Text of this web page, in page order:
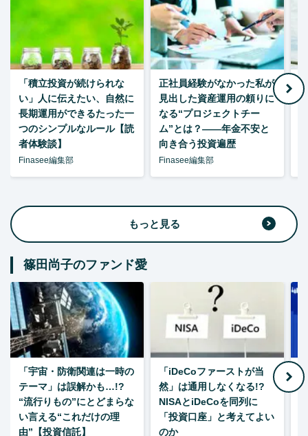
「積立投資が続けられな
い」人に伝えたい、自然に
長期運用ができるたった一
つのシンプルなルール【読
者体験談】
Finasee編集部
正社員経験がなかった私が
見出した資産運用の頼りに
なる“プロジェクトチー
ム”とは？――年金不安と
向き合う投資遍歴
Finasee編集部
もっと見る
篠田尚子のファンド愛
「宇宙・防衛関連は一時の
テーマ」は誤解かも…!?
“流行りもの”にとどまらな
い言える“これだけの理
由”【投資信託】
「iDeCoファーストが当
然」は通用しなくなる!?
NISAとiDeCoを同列に
「投資口座」と考えてよい
のか